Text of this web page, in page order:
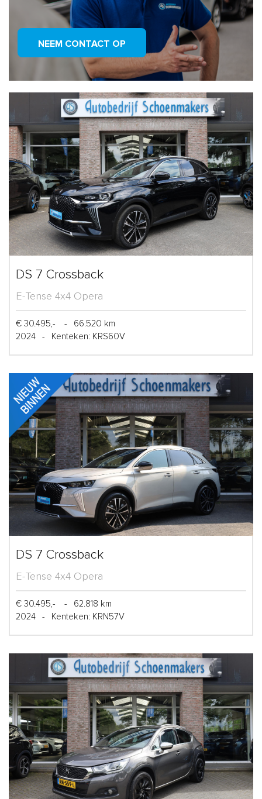
NEEM CONTACT OP
DS 7 Crossback
E-Tense 4x4 Opera
€ 30.495,- -
66.520 km
2024
- Kenteken: KRS60V
DS 7 Crossback
E-Tense 4x4 Opera
€ 30.495,- -
62.818 km
2024
- Kenteken: KRN57V